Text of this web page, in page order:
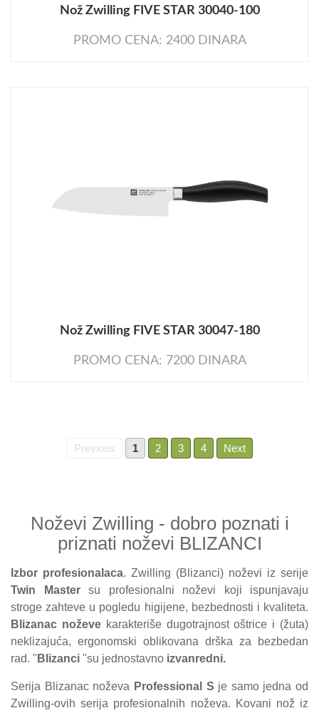
Nož Zwilling FIVE STAR 30040-100
PROMO CENA: 2400 DINARA
Nož Zwilling FIVE STAR 30047-180
PROMO CENA: 7200 DINARA
Previous 1 2 3 4 Next
Noževi Zwilling - dobro poznati i
priznati noževi BLIZANCI
Izbor profesionalaca. Zwilling (Blizanci) noževi iz serije
Twin Mastersu profesionalni noževi koji ispunjavaju
stroge zahteve u pogledu higijene, bezbednosti i kvaliteta.
Blizanac noževekarakteriše dugotrajnost oštrice i (žuta)
neklizajuća, ergonomski oblikovana drška za bezbedan
rad. " Blizanci "su jednostavno izvanredni.
Serija Blizanac noževa Professional S je samo jedna od
Zwilling-ovih serija profesionalnih noževa. Kovani nož iz